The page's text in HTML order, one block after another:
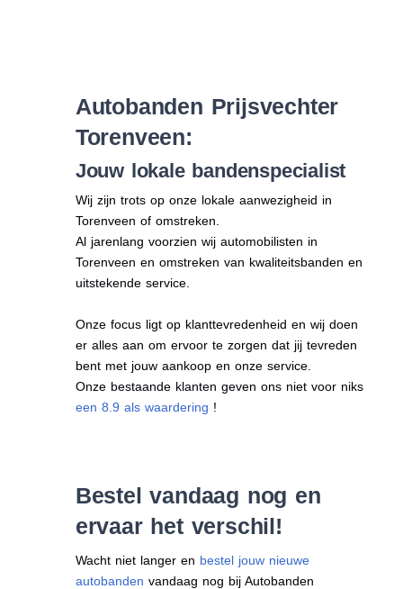
Autobanden Prijsvechter
Torenveen:
Jouw lokale bandenspecialist
Wij zijn trots op onze lokale aanwezigheid in
Torenveen of omstreken.
Al jarenlang voorzien wij automobilisten in
Torenveen en omstreken van kwaliteitsbanden en
uitstekende service.
Onze focus ligt op klanttevredenheid en wij doen
er alles aan om ervoor te zorgen dat jij tevreden
bent met jouw aankoop en onze service.
Onze bestaande klanten geven ons niet voor niks
een 8.9 als waardering !
Bestel vandaag nog en
ervaar het verschil!
Wacht niet langer en bestel jouw nieuwe
autobanden vandaag nog bij Autobanden